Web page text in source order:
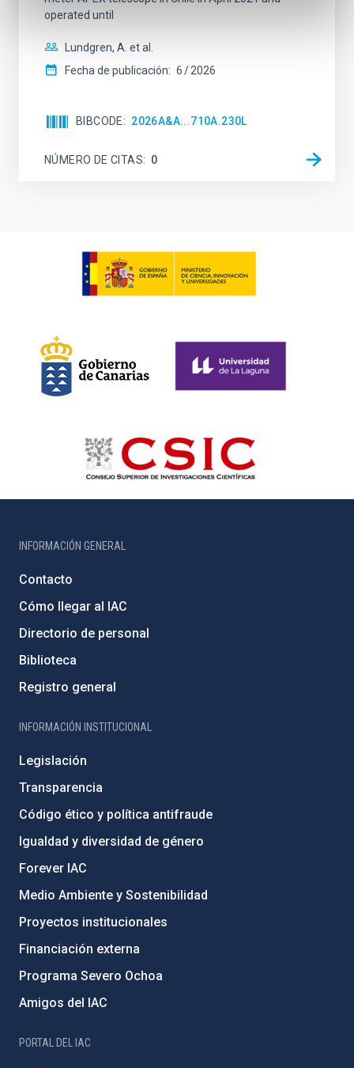
operated until
Lundgren, A. et al.
Fecha de publicación: 6 2026
BIBCODE 2026A&A...710A.230L
NÚMERO DE CITAS 0
INFORMACIÓN GENERAL
Contacto
Cómo llegar al IAC
Directorio de personal
Biblioteca
Registro general
INFORMACIÓN INSTITUCIONAL
Legislación
Transparencia
Código ético y política antifraude
Igualdad y diversidad de género
Forever IAC
Medio Ambiente y Sostenibilidad
Proyectos institucionales
Financiación externa
Programa Severo Ochoa
Amigos del IAC
PORTAL DEL IAC